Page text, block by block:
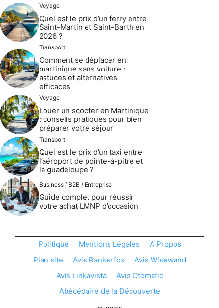
Voyage
Quel est le prix d’un ferry entre
Saint-Martin et Saint-Barth en
2026 ?
Transport
Comment se déplacer en
martinique sans voiture :
astuces et alternatives
efficaces
Voyage
Louer un scooter en Martinique
: conseils pratiques pour bien
préparer votre séjour
Transport
Quel est le prix d’un taxi entre
l’aéroport de pointe-à-pitre et
la guadeloupe ?
Business / B2B / Entreprise
Guide complet pour réussir
votre achat LMNP d’occasion
Politique Mentions Légales
A Propos
Plan site
Avis Rankerfox
Avis Wisewand
Avis Linkavista
Avis Otomatic
Abécédaire de la Découverte